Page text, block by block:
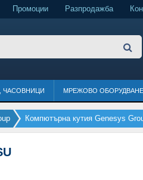
Промоции Разпродажба
ЧАСОВНИЦИ МРЕЖОВО ОБОРУДВАНЕ
Компютърна кутия Genesys